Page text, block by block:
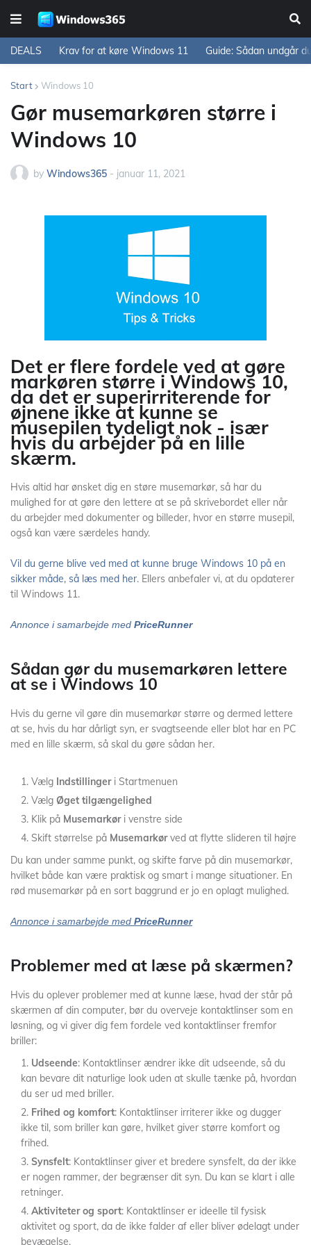
DEALS Krav for at køre Windows 11 Guide: Sådan undgår
Start Windows 10
Gør musemarkøren større i
Windows 10
by Windows365 - januar 11, 2021
Det er flere fordele ved at gøre
markøren større i Windows 10,
da det er superirriterende for
øjnene ikke at kunne se
musepilen tydeligt nok - især
hvis du arbejder på en lille
skærm.
Hvis altid har ønsket dig en støre musemarkør, så har du
mulighed for at gøre den lettere at se på skrivebordet eller når
du arbejder med dokumenter og billeder, hvor en større musepil,
også kan være særdeles handy.
Vil du gerne blive ved med at kunne bruge Windows 10 på en
sikker måde, så læs med her. Ellers anbefaler vi, at du opdaterer
til Windows 11.
Annonce i samarbejde med PriceRunner
Sådan gør du musemarkøren lettere
at se i Windows 10
Hvis du gerne vil gøre din musemarkør større og dermed lettere
at se, hvis du har dårligt syn, er svagtseende eller blot har en PC
med en lille skærm, så skal du gøre sådan her.
Vælg Indstillingeri Startmenuen
Vælg Øget tilgængelighed
Klik på Musemarkøri venstre side
Skift størrelse på Musemarkørved at flytte slideren til højre
Du kan under samme punkt, og skifte farve på din musemarkør,
hvilket både kan være praktisk og smart i mange situationer. En
rød musemarkør på en sort baggrund er jo en oplagt mulighed.
Annonce i samarbejde med PriceRunner
Problemer med at læse på skærmen?
Hvis du oplever problemer med at kunne læse, hvad der står på
skærmen af din computer, bør du overveje kontaktlinser som en
løsning, og vi giver dig fem fordele ved kontaktlinser fremfor
briller:
Udseende: Kontaktlinser ændrer ikke dit udseende, så du
kan bevare dit naturlige look uden at skulle tænke på, hvordan
du ser ud med briller.
Frihed og komfort: Kontaktlinser irriterer ikke og dugger
ikke til, som briller kan gøre, hvilket giver større komfort og
frihed.
Synsfelt: Kontaktlinser giver et bredere synsfelt, da der ikke
er nogen rammer, der begrænser dit syn. Du kan se klart i alle
retninger.
Aktiviteter og sport: Kontaktlinser er ideelle til fysisk
aktivitet og sport, da de ikke falder af eller bliver ødelagt under
bevægelse.